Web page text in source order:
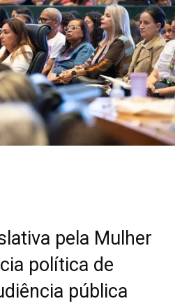
pela Mulher
política de
pública